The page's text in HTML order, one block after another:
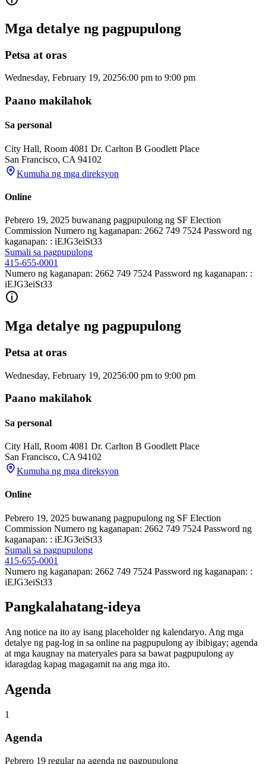
Mga detalye ng pagpupulong
Petsa at oras
Wednesday, February 19, 20256:00 pm to 9:00 pm
Paano makilahok
Sa personal
City Hall, Room 4081 Dr. Carlton B Goodlett Place
San Francisco, CA 94102
Kumuha ng mga direksyon
Online
Pebrero 19, 2025 buwanang pagpupulong ng SF Election
Commission Numero ng kaganapan: 2662 749 7524 Password ng
kaganapan: : iEJG3eiSt33
Sumali sa pagpupulong
415-655-0001
Numero ng kaganapan: 2662 749 7524 Password ng kaganapan: :
iEJG3eiSt33
Mga detalye ng pagpupulong
Petsa at oras
Wednesday, February 19, 20256:00 pm to 9:00 pm
Paano makilahok
Sa personal
City Hall, Room 4081 Dr. Carlton B Goodlett Place
San Francisco, CA 94102
Kumuha ng mga direksyon
Online
Pebrero 19, 2025 buwanang pagpupulong ng SF Election
Commission Numero ng kaganapan: 2662 749 7524 Password ng
kaganapan: : iEJG3eiSt33
Sumali sa pagpupulong
415-655-0001
Numero ng kaganapan: 2662 749 7524 Password ng kaganapan: :
iEJG3eiSt33
Pangkalahatang-ideya
Ang notice na ito ay isang placeholder ng kalendaryo. Ang mga
detalye ng pag-log in sa online na pagpupulong ay ibibigay; agenda
at mga kaugnay na materyales para sa bawat pagpupulong ay
idaragdag kapag magagamit na ang mga ito.
Agenda
1
Agenda
Pebrero 19 regular na agenda ng pagpupulong